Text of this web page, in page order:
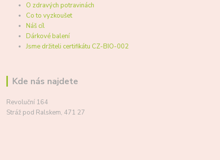
O zdravých potravinách
Co to vyzkoušet
Náš cíl
Dárkové balení
Jsme držiteli certifikátu CZ-BIO-002
Kde nás najdete
Revoluční 164
Stráž pod Ralskem, 471 27